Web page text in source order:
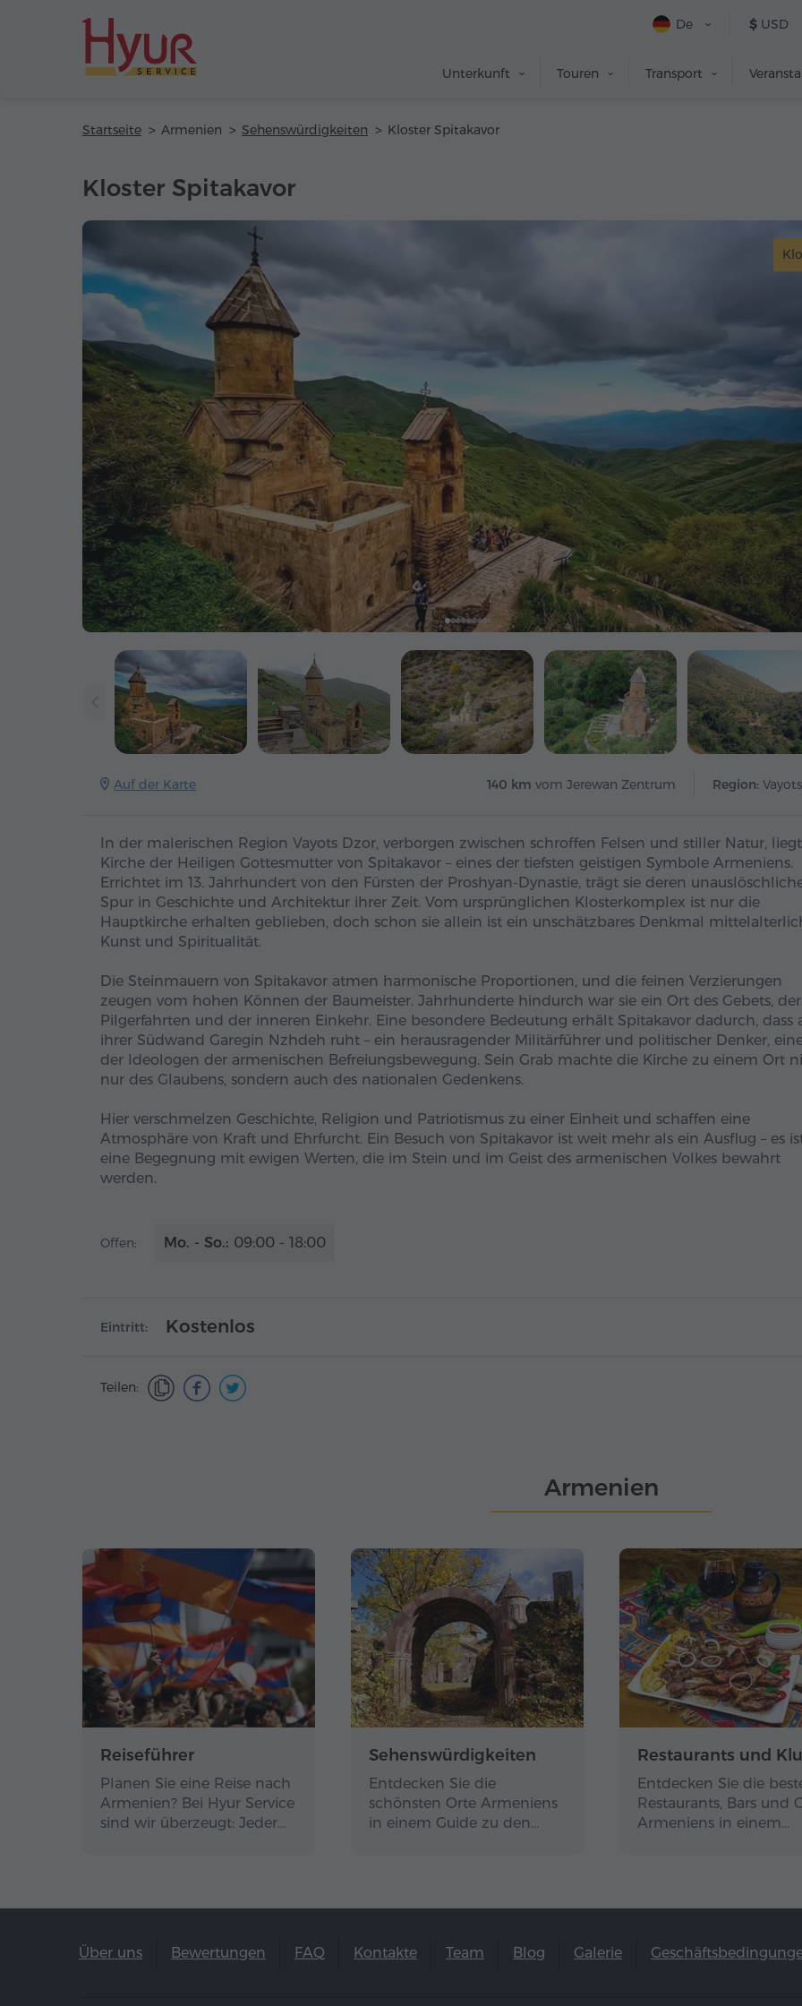
$ USD
De
Unterkunft Touren Transport
Startseite Armenien Sehenswürdigkeiten Kloster Spitakavor
Kloster Spitakavor
Auf der Karte 140 km vom Jerewan Zentrum Region:
In der malerischen Region Vayots Dzor, verborgen zwischen schroffen Felsen und stiller Natur,
Kirche der Heiligen Gottesmutter von Spitakavor – eines der tiefsten geistigen Symbole Armeniens.
Errichtet im 13. Jahrhundert von den Fürsten der Proshyan-Dynastie, trägt sie deren
Spur in Geschichte und Architektur ihrer Zeit. Vom ursprünglichen Klosterkomplex ist nur die
Hauptkirche erhalten geblieben, doch schon sie allein ist ein unschätzbares Denkmal
Kunst und Spiritualität.
Die Steinmauern von Spitakavor atmen harmonische Proportionen, und die feinen Verzierungen
zeugen vom hohen Können der Baumeister. Jahrhunderte hindurch war sie ein Ort des Gebets, der
Pilgerfahrten und der inneren Einkehr. Eine besondere Bedeutung erhält Spitakavor dadurch, dass
ihrer Südwand Garegin Nzhdeh ruht – ein herausragender Militärführer und politischer Denker,
der Ideologen der armenischen Befreiungsbewegung. Sein Grab machte die Kirche zu einem Ort
nur des Glaubens, sondern auch des nationalen Gedenkens.
Hier verschmelzen Geschichte, Religion und Patriotismus zu einer Einheit und schaffen eine
Atmosphäre von Kraft und Ehrfurcht. Ein Besuch von Spitakavor ist weit mehr als ein Ausflug – es
eine Begegnung mit ewigen Werten, die im Stein und im Geist des armenischen Volkes bewahrt
werden.
Offen: Mo. - So.: 09:00 - 18:00
Eintritt: Kostenlos
Teilen:
Armenien
Reiseführer
Planen Sie eine Reise nach
Armenien? Bei Hyur Service
sind wir überzeugt: Jeder…
Sehenswürdigkeiten
Entdecken Sie die
schönsten Orte Armeniens
in einem Guide zu den…
Restaurants und
Entdecken Sie die
Restaurants, Bars und
Armeniens in einem…
Über uns Bewertungen FAQ Kontakte Team Blog Galerie